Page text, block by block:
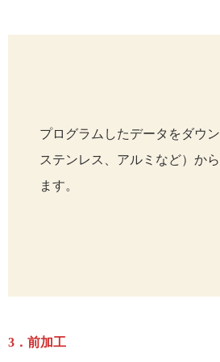
プログラムしたデータをダウ
ステンレス、アルミなど）か
ます。
3．前加工